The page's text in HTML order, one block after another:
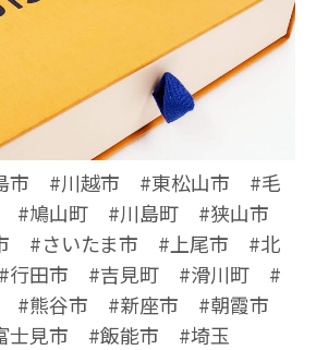
市 #川越市 #東松山市 #毛
#鳩山町 #川島町 #狭山市
#さいたま市 #上尾市 #北
田市 #吉見町 #滑川町 #
#熊谷市 #新座市 #朝霞市
士見市 #飯能市 #埼玉